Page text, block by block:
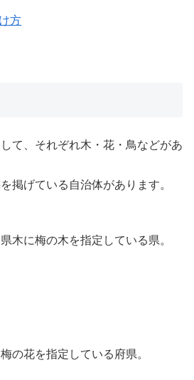
方
て、それぞれ木・花・鳥などがあ
掲げている自治体があります。
木に梅の木を指定している県。
の花を指定している府県。